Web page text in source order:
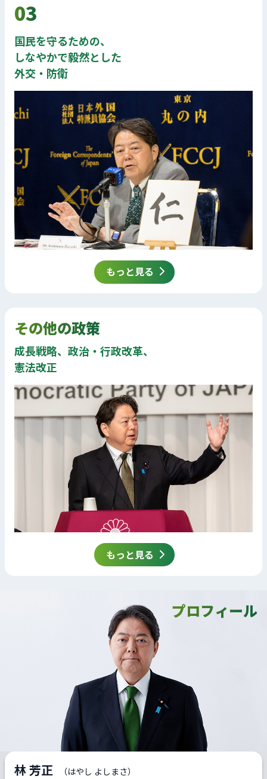
03
国民を守るための、
しなやかで毅然とした
外交・防衛
もっと見る
その他の政策
成長戦略、政治・行政改革、
憲法改正
もっと見る
プロフィール
林 芳正
（はやし よしまさ）